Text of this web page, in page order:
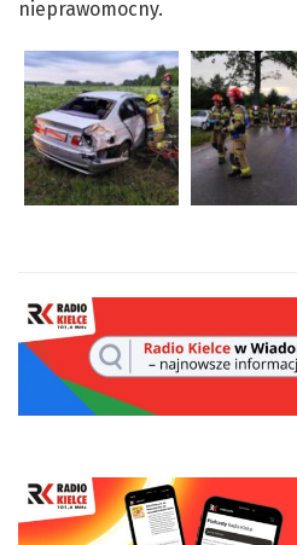
nieprawomocny.